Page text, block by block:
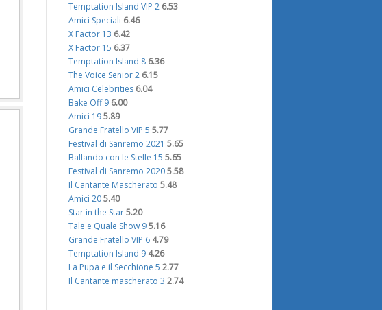
Temptation Island VIP 2 6.53
Amici Speciali 6.46
X Factor 13 6.42
X Factor 15 6.37
Temptation Island 8 6.36
The Voice Senior 2 6.15
Amici Celebrities 6.04
Bake Off 9 6.00
Amici 19 5.89
Grande Fratello VIP 5 5.77
Festival di Sanremo 2021 5.65
Ballando con le Stelle 15 5.65
Festival di Sanremo 2020 5.58
Il Cantante Mascherato 5.48
Amici 20 5.40
Star in the Star 5.20
Tale e Quale Show 9 5.16
Grande Fratello VIP 6 4.79
Temptation Island 9 4.26
La Pupa e il Secchione 5 2.77
Il Cantante mascherato 3 2.74